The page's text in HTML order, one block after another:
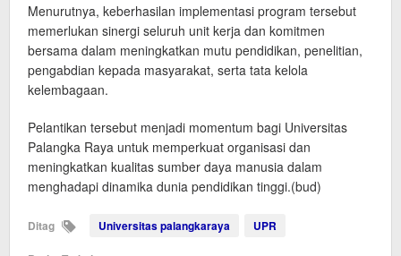
Menurutnya, keberhasilan implementasi program tersebut
memerlukan sinergi seluruh unit kerja dan komitmen
bersama dalam meningkatkan mutu pendidikan, penelitian,
pengabdian kepada masyarakat, serta tata kelola
kelembagaan.
Pelantikan tersebut menjadi momentum bagi Universitas
Palangka Raya untuk memperkuat organisasi dan
meningkatkan kualitas sumber daya manusia dalam
menghadapi dinamika dunia pendidikan tinggi.(bud)
Ditag Universitas palangkaraya UPR